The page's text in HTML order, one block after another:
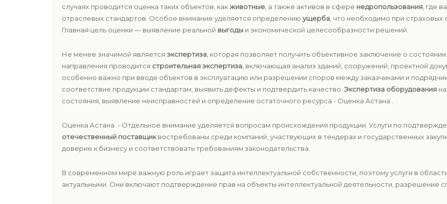
случаях проводится оценка таких объектов, какживотные , а также активов в сфере недропользования , где
отраслевых стандартов. Особое внимание уделяется определению ущерба , что необходимо при страховых
Главная цель оценки — выявление реальной выгоды и экономической целесообразности решений.
Не менее значимой является экспертиза , которая позволяет получить объективное заключение о
направления проводится строительная экспертиза , включающая анализ зданий, сооружений, проектной
особенно важно при вводе объектов в эксплуатацию или разрешении споров между заказчиками и
соответствие продукции стандартам, выявить дефекты и подтвердить качество. Экспертиза оборудования
состояния, выявление неисправностей и определение остаточного ресурса - Оценка Астана .
Оценка Астана - Отдельное внимание уделяется вопросам происхождения продукции. Услуги по
отечественный поставщиквостребованы среди компаний, участвующих в тендерах и государственных
доверие к бизнесу и соответствовать требованиям законодательства.
В современном мире важную роль играет защита интеллектуальной собственности, поэтому услуги в
актуальными. Они включают подтверждение прав на объекты интеллектуальной деятельности, разрешение